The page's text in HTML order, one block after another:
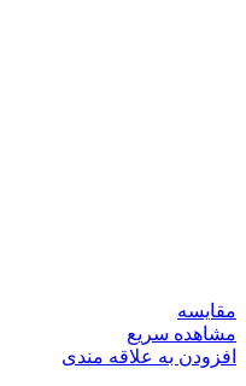
مقایسه
مشاهده سریع
افزودن به علاقه مندی